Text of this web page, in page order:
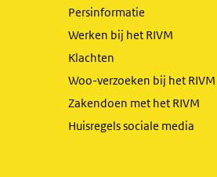
Persinformatie
Werken bij het RIVM
Klachten
Woo-verzoeken bij het RIVM
Zakendoen met het RIVM
Huisregels sociale media